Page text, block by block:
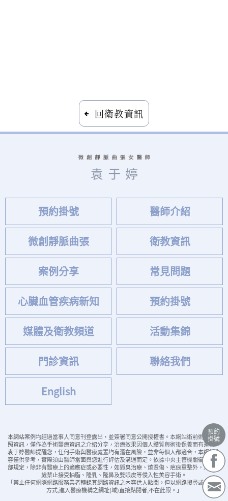
預約
掛號
回衛教資訊
醫師介紹
心臟血管疾病新知
微創靜脈曲張
媒體及衛教頻道 活動集錦
衛教資訊
案例分享
門診資訊
常見問題
聯絡我們
English
預約掛號
預約掛號
本網站案例均經過當事人同意刊登露出，並簽署同意公開授權書。本網站術前術後案例
照資訊，僅作為手術醫療資訊之介紹分享，治療效果因個人體質與術後保養而有差異。
袁于婷醫師提醒您，任何手術與醫療處置均有潛在風險，並非每個人都適合，本網站內
容僅供參考，實際須由醫師當面與您進行評估及溝通而定。依據中央主管機關衛生福利
部規定，除非有醫療上的適應症或必要性，如狐臭治療、燒燙傷、疤痕重整外，未滿18
歲禁止接受抽脂、隆乳、隆鼻及雙眼皮等侵入性美容手術。
「禁止任何網際網路服務業者轉錄其網路資訊之內容供人點閱。但以網路搜尋或超連結
方式,進入醫療機構之網址(域)直接點閱者,不在此限。」